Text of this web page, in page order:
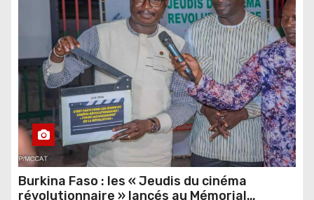
Burkina Faso : les « Jeudis du cinéma
révolutionnaire » lancés au Mémorial